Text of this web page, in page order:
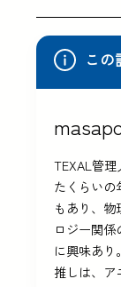
この
TEXAL管
たくらいの
もあり、
ロジー関
に興味あ
推しは、ア